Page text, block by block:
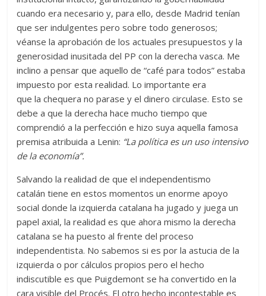
cuando era necesario y, para ello, desde Madrid tenían
que ser indulgentes pero sobre todo generosos;
véanse la aprobación de los actuales presupuestos y la
generosidad inusitada del PP con la derecha vasca. Me
inclino a pensar que aquello de “café para todos” estaba
impuesto por esta realidad. Lo importante era
que la chequera no parase y el dinero circulase. Esto se
debe a que la derecha hace mucho tiempo que
comprendió a la perfección e hizo suya aquella famosa
premisa atribuida a Lenin: “La política es un uso intensivo
de la economía”.
Salvando la realidad de que el independentismo
catalán tiene en estos momentos un enorme apoyo
social donde la izquierda catalana ha jugado y juega un
papel axial, la realidad es que ahora mismo la derecha
catalana se ha puesto al frente del proceso
independentista. No sabemos si es por la astucia de la
izquierda o por cálculos propios pero el hecho
indiscutible es que Puigdemont se ha convertido en la
cara visible del Procés. El otro hecho incontestable es